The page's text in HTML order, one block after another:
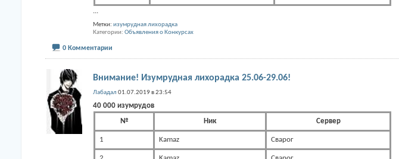
...
Метки: изумрудная лихорадка
Категории Объявления о Конкурсах
0 Комментарии
Внимание! Изумрудная лихорадка 25.06-29.06!
Лабадал 01.07.2019 в 23:54
40 000 изумрудов
№
Ник Сервер
1 Kamaz Сварог